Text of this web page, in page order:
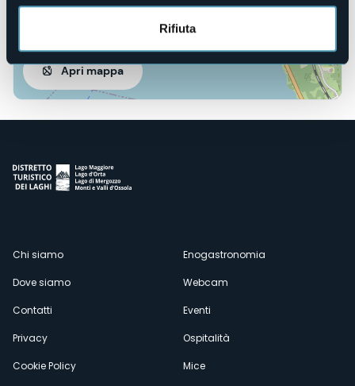
Rifiuta
Apri mappa
Menù
secondario
Chi siamo
Dove siamo
Contatti
Privacy
Cookie Policy
Enogastronomia
Webcam
Eventi
Ospitalità
Mice